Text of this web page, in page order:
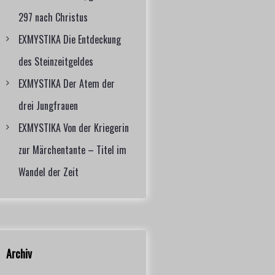
297 nach Christus
EXMYSTIKA Die Entdeckung
des Steinzeitgeldes
EXMYSTIKA Der Atem der
drei Jungfrauen
EXMYSTIKA Von der Kriegerin
zur Märchentante – Titel im
Wandel der Zeit
Archiv